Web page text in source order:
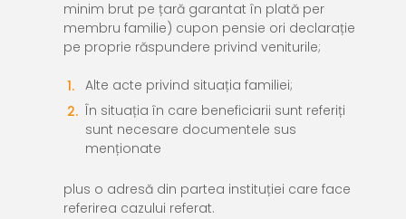
minim brut pe țară garantat în plată per
membru familie) cupon pensie ori declarație
pe proprie răspundere privind veniturile;
Alte acte privind situația familiei;
În situația în care beneficiarii sunt referiți
sunt necesare documentele sus
menționate
plus o adresă din partea instituției care face
referirea cazului referat.